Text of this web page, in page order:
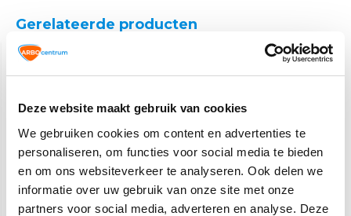
Deze website maakt gebruik van cookies
We gebruiken cookies om content en advertenties te
personaliseren, om functies voor social media te bieden
en om ons websiteverkeer te analyseren. Ook delen we
informatie over uw gebruik van onze site met onze
partners voor social media, adverteren en analyse. Deze
Gerelateerde producten
rits oranje
Veiligheidshesje met
rits zwart